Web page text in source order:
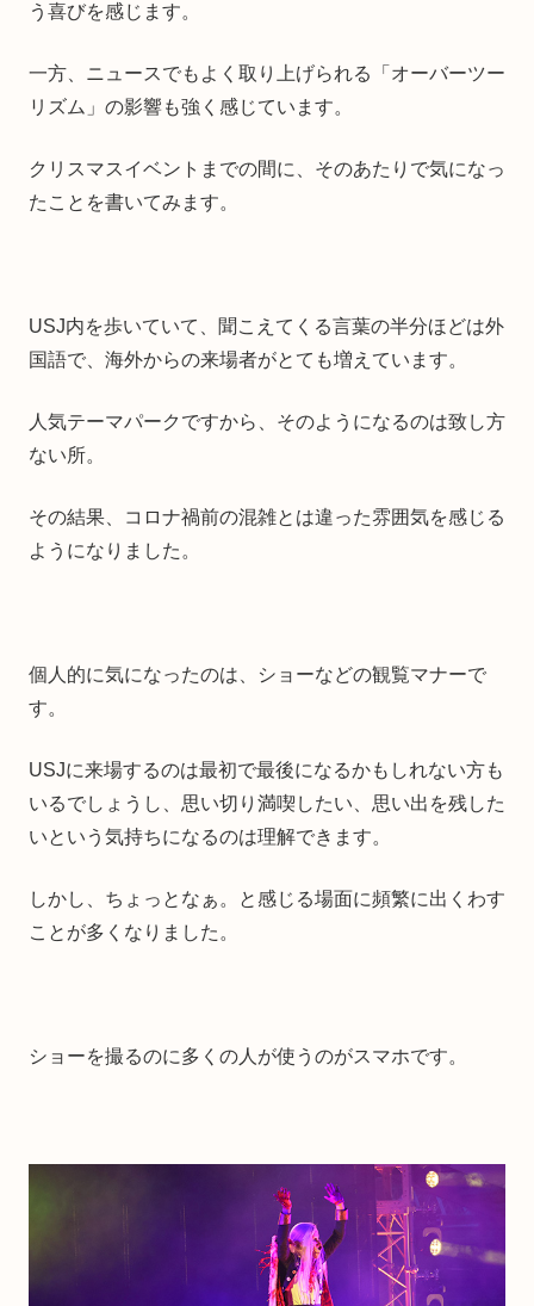
う喜びを感じます。
一方、ニュースでもよく取り上げられる「オーバーツー
リズム」の影響も強く感じています。
クリスマスイベントまでの間に、そのあたりで気になっ
たことを書いてみます。
USJ内を歩いていて、聞こえてくる言葉の半分ほどは外
国語で、海外からの来場者がとても増えています。
人気テーマパークですから、そのようになるのは致し方
ない所。
その結果、コロナ禍前の混雑とは違った雰囲気を感じる
ようになりました。
個人的に気になったのは、ショーなどの観覧マナーで
す。
USJに来場するのは最初で最後になるかもしれない方も
いるでしょうし、思い切り満喫したい、思い出を残した
いという気持ちになるのは理解できます。
しかし、ちょっとなぁ。と感じる場面に頻繁に出くわす
ことが多くなりました。
ショーを撮るのに多くの人が使うのがスマホです。